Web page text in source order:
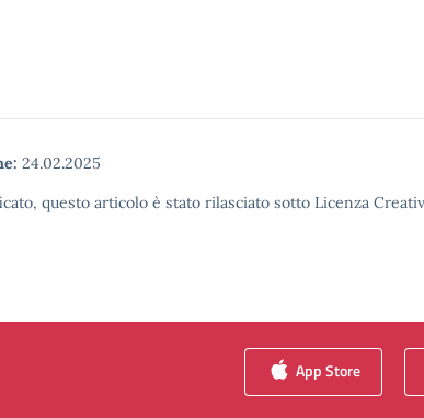
24.02.2025
questo articolo è stato rilasciato sotto Licenza
App Store